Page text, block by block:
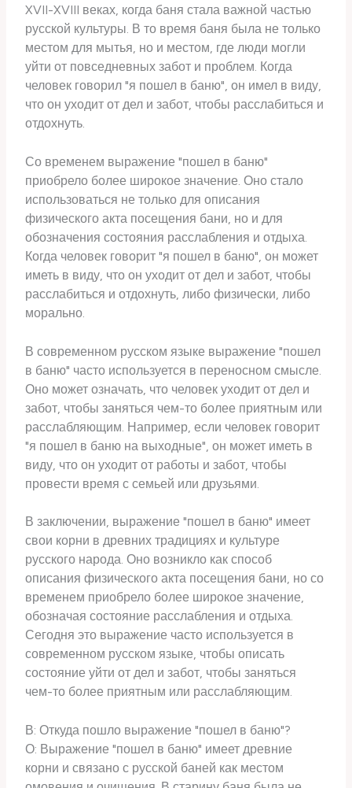
XVII-XVIII веках, когда баня стала важной частью
русской культуры. В то время баня была не только
местом для мытья, но и местом, где люди могли
уйти от повседневных забот и проблем. Когда
человек говорил "я пошел в баню", он имел в виду,
что он уходит от дел и забот, чтобы расслабиться и
отдохнуть.
Со временем выражение "пошел в баню"
приобрело более широкое значение. Оно стало
использоваться не только для описания
физического акта посещения бани, но и для
обозначения состояния расслабления и отдыха.
Когда человек говорит "я пошел в баню", он может
иметь в виду, что он уходит от дел и забот, чтобы
расслабиться и отдохнуть, либо физически, либо
морально.
В современном русском языке выражение "пошел
в баню" часто используется в переносном смысле.
Оно может означать, что человек уходит от дел и
забот, чтобы заняться чем-то более приятным или
расслабляющим. Например, если человек говорит
"я пошел в баню на выходные", он может иметь в
виду, что он уходит от работы и забот, чтобы
провести время с семьей или друзьями.
В заключении, выражение "пошел в баню" имеет
свои корни в древних традициях и культуре
русского народа. Оно возникло как способ
описания физического акта посещения бани, но со
временем приобрело более широкое значение,
обозначая состояние расслабления и отдыха.
Сегодня это выражение часто используется в
современном русском языке, чтобы описать
состояние уйти от дел и забот, чтобы заняться
чем-то более приятным или расслабляющим.
В: Откуда пошло выражение "пошел в баню"?
О: Выражение "пошел в баню" имеет древние
корни и связано с русской баней как местом